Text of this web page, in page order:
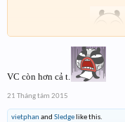
Bonus cái ảnh đe dọa
VC còn hơn cả t.
21 Tháng tám 2015
vietphanand Sledge like this.